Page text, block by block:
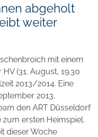
abgeholt
weiter
mit einem
(31. August, 19.30
2013/2014. Eine
2013,
den ART Düsseldorf
ersten Heimspiel.
dieser Woche